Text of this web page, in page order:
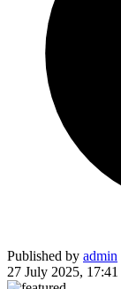
Published by admin
27 July 2025, 17:41